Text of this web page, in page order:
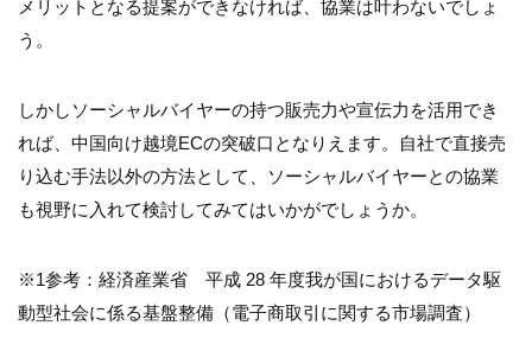
メリットとなる提案ができなければ、協業は叶わないでしょ
う。
しかしソーシャルバイヤーの持つ販売力や宣伝力を活用でき
れば、中国向け越境ECの突破口となりえます。自社で直接売
り込む手法以外の方法として、ソーシャルバイヤーとの協業
も視野に入れて検討してみてはいかがでしょうか。
※1参考：経済産業省 平成 28 年度我が国におけるデータ駆
動型社会に係る基盤整備（電子商取引に関する市場調査）